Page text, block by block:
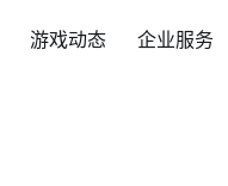
游戏动态 企业服务